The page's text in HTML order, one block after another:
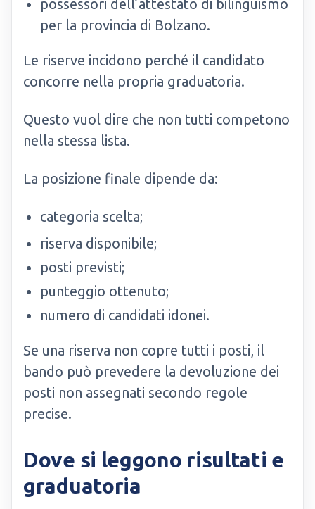
possessori dell’attestato di bilinguismo
per la provincia di Bolzano.
Le riserve incidono perché il candidato
concorre nella propria graduatoria.
Questo vuol dire che non tutti competono
nella stessa lista.
La posizione finale dipende da:
categoria scelta;
riserva disponibile;
posti previsti;
punteggio ottenuto;
numero di candidati idonei.
Se una riserva non copre tutti i posti, il
bando può prevedere la devoluzione dei
posti non assegnati secondo regole
precise.
Dove si leggono risultati e
graduatoria